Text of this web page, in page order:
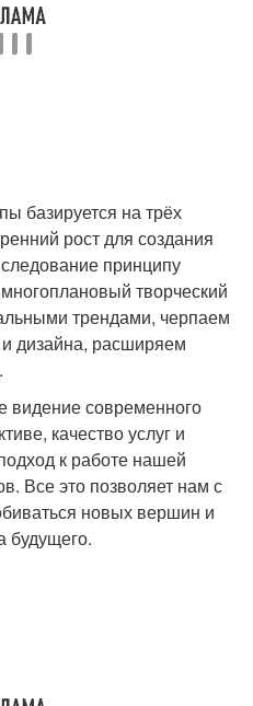
базируется на трёх
рост для создания
принципу
творческий
трендами, черпаем
дизайна, расширяем
видение современного
качество услуг и
к работе нашей
Все это позволяет нам с
новых вершин и
будущего.